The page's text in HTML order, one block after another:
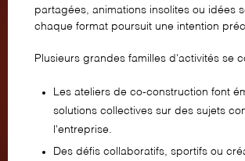
partagées, animations insolites ou idées
chaque format poursuit une intention
Plusieurs grandes familles d'activités se
Les ateliers de co-construction font
solutions collectives sur des sujets
l'entreprise.
Des défis collaboratifs, sportifs ou